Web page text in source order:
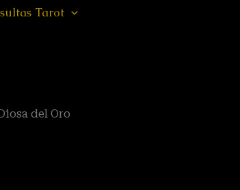
Tarot
del Oro